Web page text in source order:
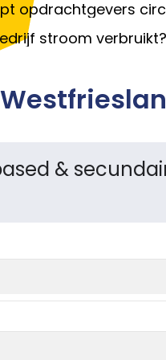
opdrachtgevers
stroom verbruikt?
&